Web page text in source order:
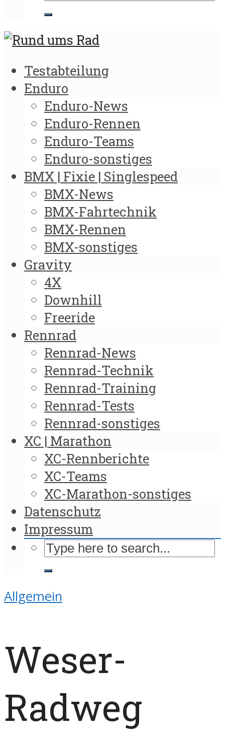
Testabteilung
Enduro
Enduro-News
Enduro-Rennen
Enduro-Teams
Enduro-sonstiges
BMX | Fixie | Singlespeed
BMX-News
BMX-Fahrtechnik
BMX-Rennen
BMX-sonstiges
Gravity
4X
Downhill
Freeride
Rennrad
Rennrad-News
Rennrad-Technik
Rennrad-Training
Rennrad-Tests
Rennrad-sonstiges
XC | Marathon
XC-Rennberichte
XC-Teams
XC-Marathon-sonstiges
Datenschutz
Impressum
Allgemein
Weser-
Radweg